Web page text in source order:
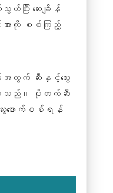
ြီး ဆေးချိန်
အားကို စစ်ကြည့်
န်အတွက် ဆီးနှင့်သွေး
သည်။
ပိုတက်ဆီ
းဖောက်စစ်ရန်